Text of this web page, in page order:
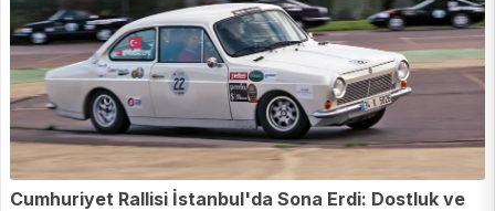
Cumhuriyet Rallisi İstanbul'da Sona Erdi: Dostluk ve